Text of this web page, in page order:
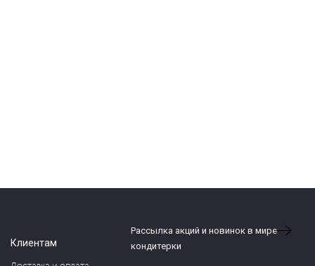
Клиентам
Рассылка акций и новинок в мире
кондитерки